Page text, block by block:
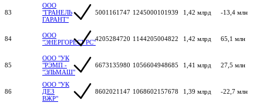
83
ООО
"ГРАНЕЛЬ
ГАРАНТ"
5001161747 1245000101939 1,42 млрд -13,4 млн
84
ООО
"ЭНЕРГОРЕСУРС"4205284720 1144205004822 1,42 млрд 65,1 млн
85
ООО "УК
"РЭМП -
"ЭЛЬМАШ"
6673135980 1056604948685 1,41 млрд 27,5 млн
86
ООО "УК
ДЕЗ
ВЖР"
8602021147 1068602157678 1,39 млрд -22,7 млн